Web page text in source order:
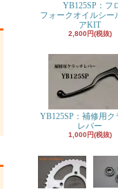
YB125SP：フ
フォークオイルシー
アKIT
2,800円(税抜)
YB125SP：補修用ク
レバー
1,000円(税抜)